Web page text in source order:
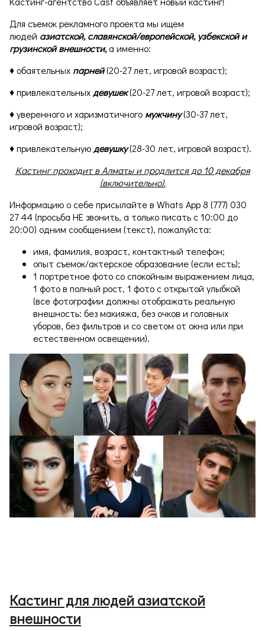
Для съемок рекламного проекта мы ищем
людей азиатской, славянской/европейской, узбекской и
грузинской внешности,а именно:
♦ обаятельных парней(20-27 лет, игровой возраст);
♦ привлекательныхдевушек(20-27 лет, игровой возраст);
♦ уверенного и харизматичного мужчину(30-37 лет,
игровой возраст);
♦ привлекательнуюдевушку(28-30 лет, игровой возраст).
Кастинг проходит в Алматы и продлится до 10 декабря
(включительно).
Информацию о себе присылайте в Whats App 8 (777) 030
27 44 (просьба НЕ звонить, а только писать с 10:00 до
20:00) одним сообщением (текст), пожалуйста:
имя, фамилия, возраст, контактный телефон;
опыт съемок/актерское образование (если есть);
1 портретное фото со спокойным выражением лица,
1 фото в полный рост, 1 фото с открытой улыбкой
(все фотографии должны отображать реальную
внешность: без макияжа, без очков и головных
уборов, без фильтров и со светом от окна или при
естественном освещении).
Кастинг для людей азиатской
внешности